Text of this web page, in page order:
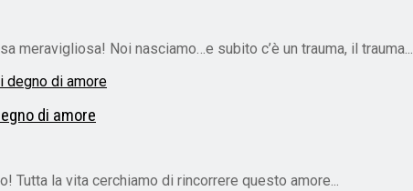
meravigliosa! Noi nasciamo…e subito c’è un trauma, il trauma...
di amore
Tutta la vita cerchiamo di rincorrere questo amore...